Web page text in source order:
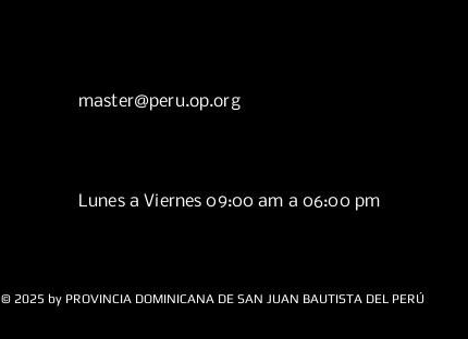
master@peru.op.org
Lunes a Viernes 09:00 am a 06:00 pm
© 2025 by PROVINCIA DOMINICANA DE SAN JUAN BAUTISTA DEL PERÚ